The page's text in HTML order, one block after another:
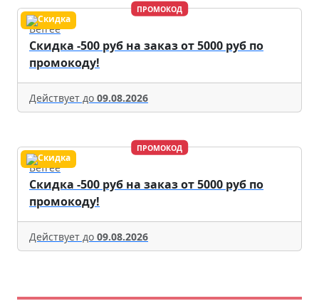
ПРОМОКОД
Befree
Скидка -500 руб на заказ от 5000 руб по
промокоду!
Действует до 09.08.2026
ПРОМОКОД
Befree
Скидка -500 руб на заказ от 5000 руб по
промокоду!
Действует до 09.08.2026